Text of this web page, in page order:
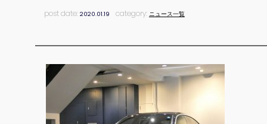
post date:2020.01.19 category: ニュース一覧